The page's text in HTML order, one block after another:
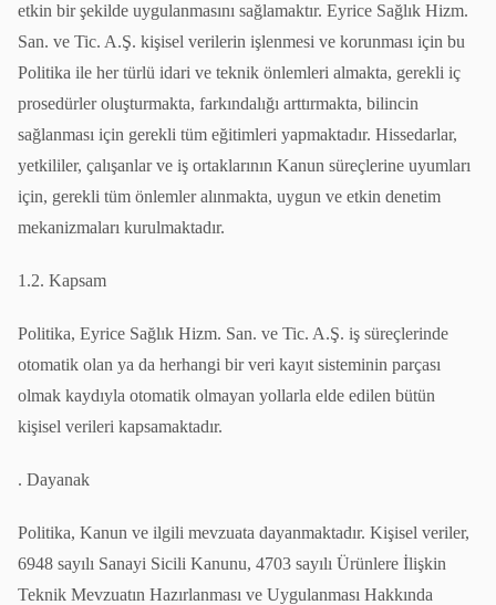
etkin bir şekilde uygulanmasını sağlamaktır. Eyrice Sağlık Hizm.
San. ve Tic. A.Ş. kişisel verilerin işlenmesi ve korunması için bu
Politika ile her türlü idari ve teknik önlemleri almakta, gerekli iç
prosedürler oluşturmakta, farkındalığı arttırmakta, bilincin
sağlanması için gerekli tüm eğitimleri yapmaktadır. Hissedarlar,
yetkililer, çalışanlar ve iş ortaklarının Kanun süreçlerine uyumları
için, gerekli tüm önlemler alınmakta, uygun ve etkin denetim
mekanizmaları kurulmaktadır.
1.2. Kapsam
Politika, Eyrice Sağlık Hizm. San. ve Tic. A.Ş. iş süreçlerinde
otomatik olan ya da herhangi bir veri kayıt sisteminin parçası
olmak kaydıyla otomatik olmayan yollarla elde edilen bütün
kişisel verileri kapsamaktadır.
. Dayanak
Politika, Kanun ve ilgili mevzuata dayanmaktadır. Kişisel veriler,
6948 sayılı Sanayi Sicili Kanunu, 4703 sayılı Ürünlere İlişkin
Teknik Mevzuatın Hazırlanması ve Uygulanması Hakkında